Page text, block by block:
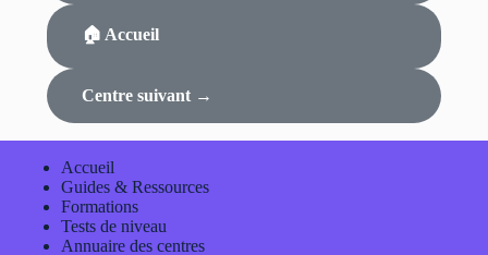
🏠 Accueil
Centre suivant →
Accueil
Guides & Ressources
Formations
Tests de niveau
Annuaire des centres